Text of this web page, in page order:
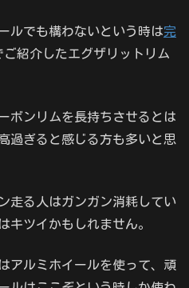
ルでも構わないという時は完
ご紹介したエグザリットリム
ボンリムを長持ちさせるとは
過ぎると感じる方も多いと思
走る人はガンガン消耗してい
キツイかもしれません。
アルミホイールを使って、頑